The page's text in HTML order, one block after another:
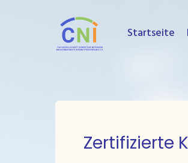
Startseite
Zertifizierte